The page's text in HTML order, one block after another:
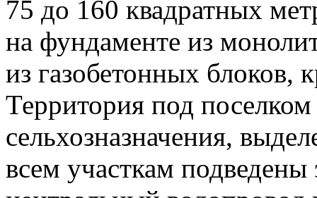
75 до 160 квадратных
на фундаменте из
из газобетонных блоков,
Территория под
сельхозназначения,
всем участкам